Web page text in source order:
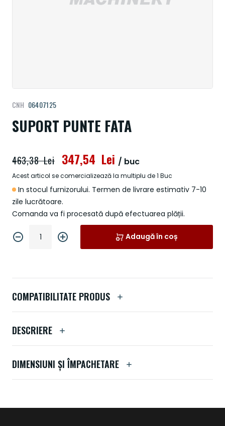
SUPORT PUNTE FATA
CNH 06407125
In stocul furnizorului. Termen de livrare estimativ 7-10
zile lucrătoare.
Comanda va fi procesată după efectuarea plății.
347,54 Lei
463,38 Lei / buc
Acest articol se comercializează la multiplu de 1 Buc
Adaugă în coș
la
începutul
galeriei
imagini
COMPATIBILITATE PRODUS
DESCRIERE
DIMENSIUNI ȘI ÎMPACHETARE